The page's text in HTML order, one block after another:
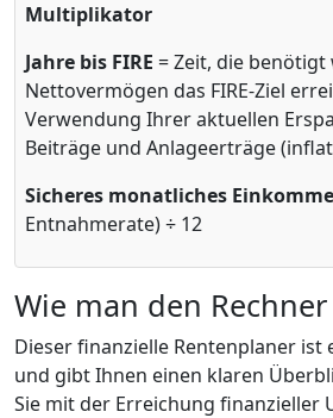
Multiplikator
Jahre bis FIRE = Zeit, die
Nettovermögen das FIRE-Ziel
Verwendung Ihrer aktuellen
Beiträge und Anlageerträge
Sicheres monatliches
Entnahmerate) ÷ 12
Wie man den
Dieser finanzielle Rentenplaner ist
und gibt Ihnen einen klaren
Sie mit der Erreichung finanzieller